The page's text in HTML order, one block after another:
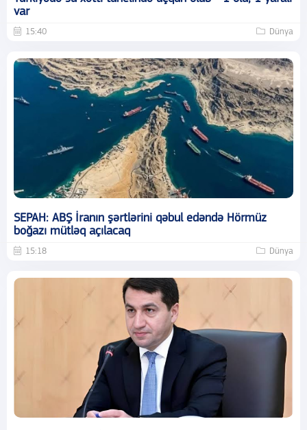
var
15:40 Dünya
SEPAH: ABŞ İranın şərtlərini qəbul edəndə Hörmüz
boğazı mütləq açılacaq
15:18 Dünya